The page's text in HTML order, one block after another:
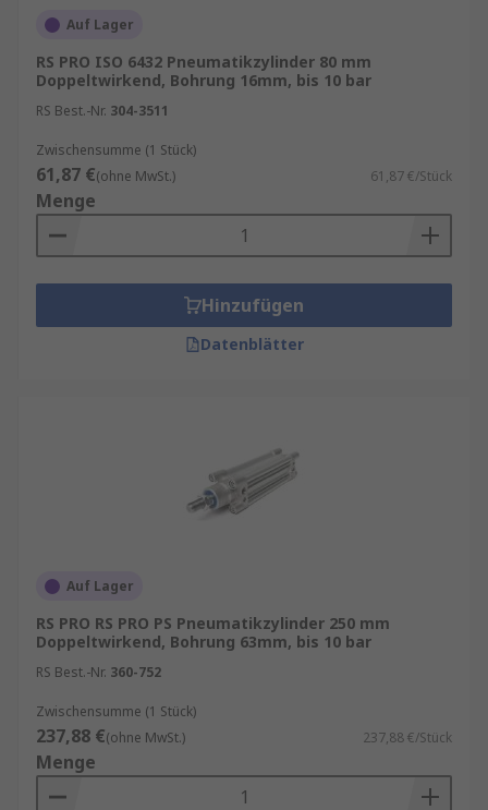
besonders beliebt, weil sie einfach zu
ist.
Unser Sortiment enthält Qualitätsprodukte von
Marken wieSMC ,Festo
Norgren, sowieRS PRO
, unserer hauseigenen
professionellen Marke.
RS ist der Ansprechpartner für Ihren Einkauf
RS Purchasing Manager.
Vorteile von Kompaktzylinder
Geringe Betriebskosten
im Vergleich zu hydraulischen Systemen.
Für unterschiedliche Hübe und
Sauberkeit:
darf.
Typische Einsatzbereiche von
Kompaktzylinder
Pneumatikzylinder finden sich in:
Auf Lager
RS PRO ISO 6432 Pneumatikzylinder 80 mm
Doppeltwirkend, Bohrung 16mm, bis 10 bar
RS Best.-Nr. 304-3511
Zwischensumme (1 Stück)
61,87 €(ohne MwSt.) 61,87 €/Stück
Menge
Hinzufügen
Datenblätter
Auf Lager
RS PRO RS PRO PS Pneumatikzylinder 250 mm
Doppeltwirkend, Bohrung 63mm, bis 10 bar
RS Best.-Nr. 360-752
Zwischensumme (1 Stück)
237,88 €(ohne MwSt.) 237,88 €/Stück
Menge